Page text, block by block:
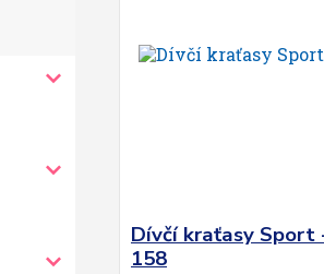
Dívčí kraťasy Sport
158